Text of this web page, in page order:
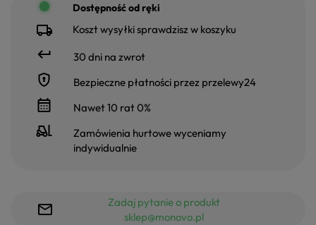
Dostępność od ręki
Koszt wysyłki sprawdzisz w koszyku
30 dni na zwrot
Bezpieczne płatności przez przelewy24
Nawet 10 rat 0%
Zamówienia hurtowe wyceniamy
indywidualnie
Zadaj pytanie o produkt
sklep@monovo.pl